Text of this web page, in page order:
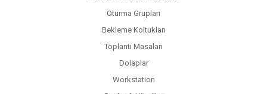
Oturma Grupları
Bekleme Koltukları
Toplantı Masaları
Dolaplar
Workstation